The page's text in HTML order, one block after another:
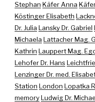
Stephan Käfer Anna
Köstinger Elisabeth
Dr. Julia Lansky Dr. Gabriel
Michaela Lattacher Mag.
Kathrin Lauppert Mag.
Lehofer Dr. Hans
Lenzinger Dr. med.
Station London Lopatka
memoryLudwig Dr.